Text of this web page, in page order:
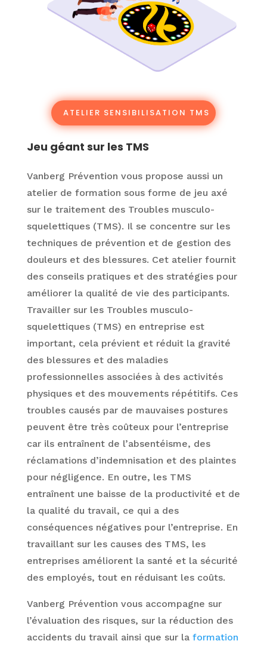
ATELIER SENSIBILISATION TMS
Jeu géant sur les TMS
Vanberg Prévention vous propose aussi un
atelier de formation sous forme de jeu axé
sur le traitement des Troubles musculo-
squelettiques (TMS). Il se concentre sur les
techniques de prévention et de gestion des
douleurs et des blessures. Cet atelier fournit
des conseils pratiques et des stratégies pour
améliorer la qualité de vie des participants.
Travailler sur les Troubles musculo-
squelettiques (TMS) en entreprise est
important, cela prévient et réduit la gravité
des blessures et des maladies
professionnelles associées à des activités
physiques et des mouvements répétitifs. Ces
troubles causés par de mauvaises postures
peuvent être très coûteux pour l’entreprise
car ils entraînent de l’absentéisme, des
réclamations d’indemnisation et des plaintes
pour négligence. En outre, les TMS
entraînent une baisse de la productivité et de
la qualité du travail, ce qui a des
conséquences négatives pour l’entreprise. En
travaillant sur les causes des TMS, les
entreprises améliorent la santé et la sécurité
des employés, tout en réduisant les coûts.
Vanberg Prévention vous accompagne sur
l’évaluation des risques, sur la réduction des
accidents du travail ainsi que sur la formation